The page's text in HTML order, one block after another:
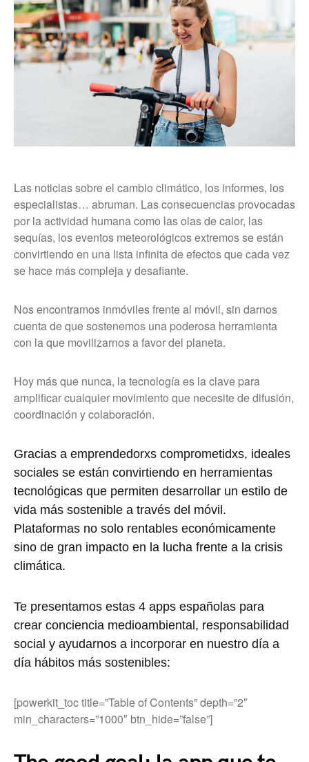
Las noticias sobre el cambio climático, los informes, los
especialistas… abruman. Las consecuencias provocadas
por la actividad humana como las olas de calor, las
sequías, los eventos meteorológicos extremos se están
convirtiendo en una lista infinita de efectos que cada vez
se hace más compleja y desafiante.
Nos encontramos inmóviles frente al móvil, sin darnos
cuenta de que sostenemos una poderosa herramienta
con la que movilizarnos a favor del planeta.
Hoy más que nunca, la tecnología es la clave para
amplificar cualquier movimiento que necesite de difusión,
coordinación y colaboración.
Gracias a emprendedorxs comprometidxs, ideales
sociales se están convirtiendo en herramientas
tecnológicas que permiten desarrollar un estilo de
vida más sostenible a través del móvil.
Plataformas no solo rentables económicamente
sino de gran impacto en la lucha frente a la crisis
climática.
Te presentamos estas 4 apps españolas para
crear conciencia medioambiental, responsabilidad
social y ayudarnos a incorporar en nuestro día a
día hábitos más sostenibles:
[powerkit_toc title=”Table of Contents” depth=”2″
min_characters=”1000″ btn_hide=”false”]